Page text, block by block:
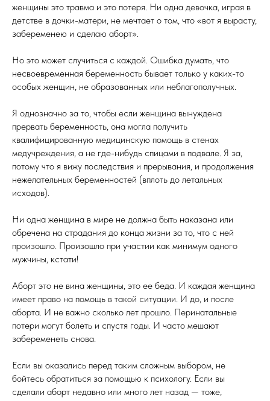
женщины это травма и это потеря. Ни одна девочка, играя в
детстве в дочки-матери, не мечтает о том, что «вот я вырасту,
забеременею и сделаю аборт».
Но это может случиться с каждой. Ошибка думать, что
несвоевременная беременность бывает только у каких-то
особых женщин, не образованных или неблагополучных.
Я однозначно за то, чтобы если женщина вынуждена
прервать беременность, она могла получить
квалифицированную медицинскую помощь в стенах
медучреждения, а не где-нибудь спицами в подвале. Я за,
потому что я вижу последствия и прерывания, и продолжения
нежелательных беременностей (вплоть до летальных
исходов).
Ни одна женщина в мире не должна быть наказана или
обречена на страдания до конца жизни за то, что с ней
произошло. Произошло при участии как минимум одного
мужчины, кстати!
Аборт это не вина женщины, это ее беда. И каждая женщина
имеет право на помощь в такой ситуации. И до, и после
аборта. И не важно сколько лет прошло. Перинатальные
потери могут болеть и спустя годы. И часто мешают
забеременеть снова.
Если вы оказались перед таким сложным выбором, не
бойтесь обратиться за помощью к психологу. Если вы
сделали аборт недавно или много лет назад — тоже,